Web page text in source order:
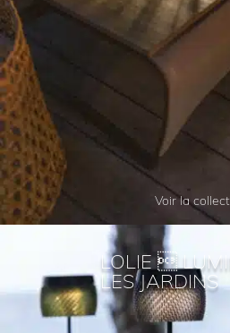
Voir la
LOLIE 
LES JARDINS